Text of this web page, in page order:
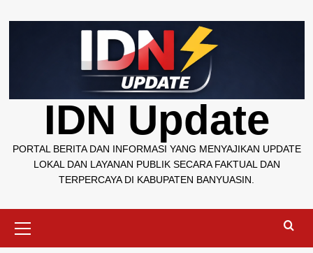
to
IDN Update
PORTAL BERITA DAN INFORMASI YANG MENYAJIKAN UPDATE
LOKAL DAN LAYANAN PUBLIK SECARA FAKTUAL DAN
TERPERCAYA DI KABUPATEN BANYUASIN.
Menu